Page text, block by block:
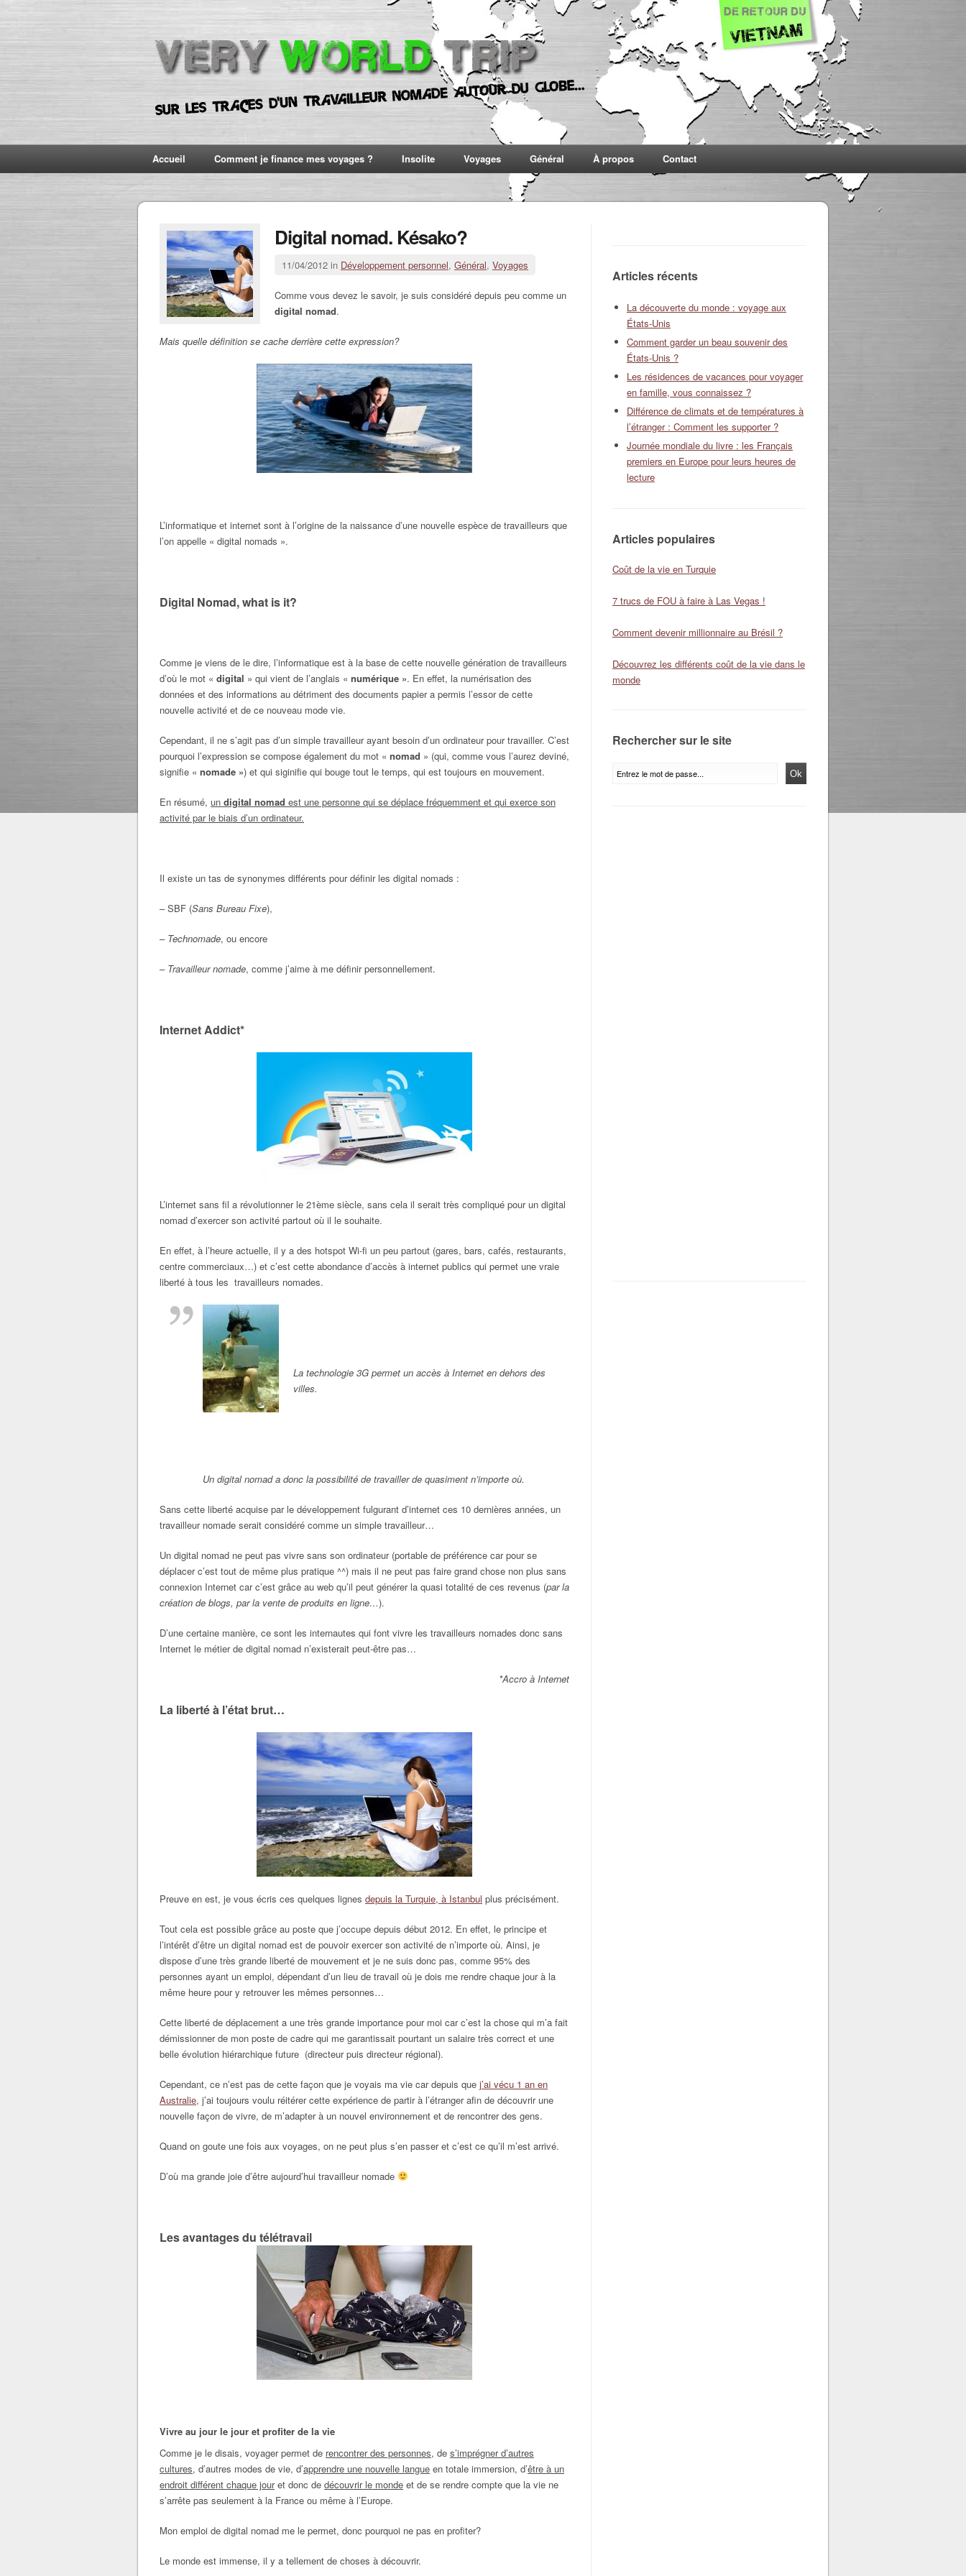
Accueil Comment je finance mes voyages ? Insolite Voyages Général À propos Contact
Digital nomad. Késako?
11/04/2012 in Développement personnel, Général, Voyages
Comme vous devez le savoir, je suis considéré depuis peu comme un
digital nomad.
Mais quelle définition se cache derrière cette expression?
L’informatique et internet sont à l’origine de la naissance d’une nouvelle espèce de travailleurs que
l’on appelle « digital nomads ».
Digital Nomad, what is it?
Comme je viens de le dire, l’informatique est à la base de cette nouvelle génération de travailleurs
d’où le mot « digital » qui vient de l’anglais « numérique ». En effet, la numérisation des
données et des informations au détriment des documents papier a permis l’essor de cette
nouvelle activité et de ce nouveau mode vie.
Cependant, il ne s’agit pas d’un simple travailleur ayant besoin d’un ordinateur pour travailler. C’est
pourquoi l’expression se compose également du mot « nomad » (qui, comme vous l’aurez deviné,
signifie « nomade ») et qui siginifie qui bouge tout le temps, qui est toujours en mouvement.
En résumé, un digital nomad est une personne qui se déplace fréquemment et qui exerce son
activité par le biais d’un ordinateur.
Il existe un tas de synonymes différents pour définir les digital nomads :
– SBF (Sans Bureau Fixe),
– Technomade, ou encore
– Travailleur nomade, comme j’aime à me définir personnellement.
Internet Addict*
L’internet sans fil a révolutionner le 21ème siècle, sans cela il serait très compliqué pour un digital
nomad d’exercer son activité partout où il le souhaite.
En effet, à l’heure actuelle, il y a des hotspot Wi-fi un peu partout (gares, bars, cafés, restaurants,
centre commerciaux…) et c’est cette abondance d’accès à internet publics qui permet une vraie
liberté à tous les travailleurs nomades.
La technologie 3G permet un accès à Internet en dehors des
villes.
Un digital nomad a donc la possibilité de travailler de quasiment n’importe où.
Sans cette liberté acquise par le développement fulgurant d’internet ces 10 dernières années, un
travailleur nomade serait considéré comme un simple travailleur…
Un digital nomad ne peut pas vivre sans son ordinateur (portable de préférence car pour se
déplacer c’est tout de même plus pratique ^^) mais il ne peut pas faire grand chose non plus sans
connexion Internet car c’est grâce au web qu’il peut générer la quasi totalité de ces revenus (par la
création de blogs, par la vente de produits en ligne…).
D’une certaine manière, ce sont les internautes qui font vivre les travailleurs nomades donc sans
Internet le métier de digital nomad n’existerait peut-être pas…
*Accro à Internet
La liberté à l’état brut…
Preuve en est, je vous écris ces quelques lignes depuis la Turquie, à Istanbul plus précisément.
Tout cela est possible grâce au poste que j’occupe depuis début 2012. En effet, le principe et
l’intérêt d’être un digital nomad est de pouvoir exercer son activité de n’importe où. Ainsi, je
dispose d’une très grande liberté de mouvement et je ne suis donc pas, comme 95% des
personnes ayant un emploi, dépendant d’un lieu de travail où je dois me rendre chaque jour à la
même heure pour y retrouver les mêmes personnes…
Cette liberté de déplacement a une très grande importance pour moi car c’est la chose qui m’a fait
démissionner de mon poste de cadre qui me garantissait pourtant un salaire très correct et une
belle évolution hiérarchique future (directeur puis directeur régional).
Cependant, ce n’est pas de cette façon que je voyais ma vie car depuis que j’ai vécu 1 an en
Australie, j’ai toujours voulu réitérer cette expérience de partir à l’étranger afin de découvrir une
nouvelle façon de vivre, de m’adapter à un nouvel environnement et de rencontrer des gens.
Quand on goute une fois aux voyages, on ne peut plus s’en passer et c’est ce qu’il m’est arrivé.
D’où ma grande joie d’être aujourd’hui travailleur nomade
Les avantages du télétravail
Vivre au jour le jour et profiter de la vie
Comme je le disais, voyager permet de rencontrer des personnes, de s’imprégner d’autres
cultures, d’autres modes de vie, d’apprendre une nouvelle langue en totale immersion, d’être à un
endroit différent chaque jouret donc de découvrir le monde et de se rendre compte que la vie ne
s’arrête pas seulement à la France ou même à l’Europe.
Mon emploi de digital nomad me le permet, donc pourquoi ne pas en profiter?
Le monde est immense, il y a tellement de choses à découvrir.
Articles récents
La découverte du monde : voyage aux
États-Unis
Comment garder un beau souvenir des
États-Unis ?
Les résidences de vacances pour voyager
en famille, vous connaissez ?
Différence de climats et de températures à
l’étranger : Comment les supporter ?
Journée mondiale du livre : les Français
premiers en Europe pour leurs heures de
lecture
Articles populaires
Coût de la vie en Turquie
7 trucs de FOU à faire à Las Vegas !
Comment devenir millionnaire au Brésil ?
Découvrez les différents coût de la vie dans le
monde
Rechercher sur le site